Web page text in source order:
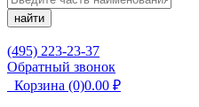
найти
(495) 223-23-37
Обратный звонок
Корзина (0)0.00 ₽